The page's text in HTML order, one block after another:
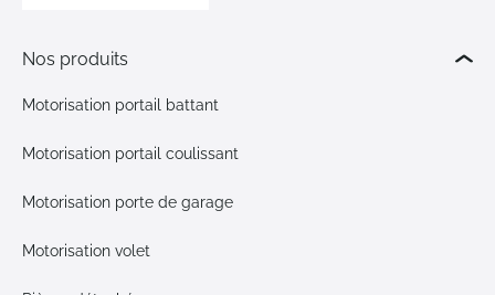
Nos produits
Motorisation portail battant
Motorisation portail coulissant
Motorisation porte de garage
Motorisation volet